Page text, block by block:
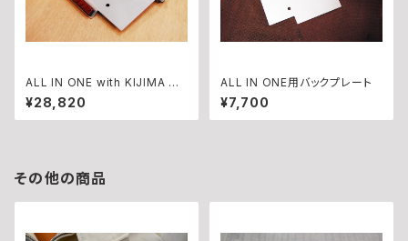
ALL IN ONE with KIJIMA NA
NO（コンビネーションランプ仕
様）
¥28,820
ALL IN ONE用バックプレート
¥7,700
その他の商品